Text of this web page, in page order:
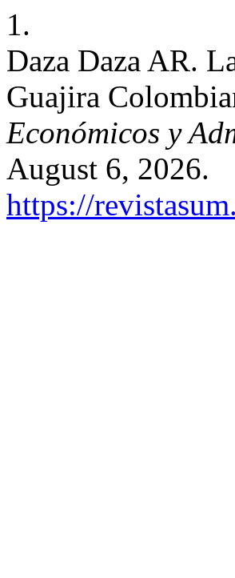
1.
Daza Daza AR.
Guajira
Económicos y
August 6, 2026.
https://